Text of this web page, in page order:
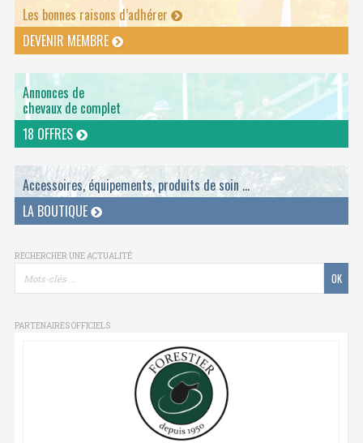
Les bonnes raisons d’adhérer
DEVENIR MEMBRE
Annonces de
chevaux de complet
18 OFFRES
Accessoires, équipements, produits de soin ...
LA BOUTIQUE
RECHERCHER UNE ACTUALITÉ
PARTENAIRES OFFICIELS